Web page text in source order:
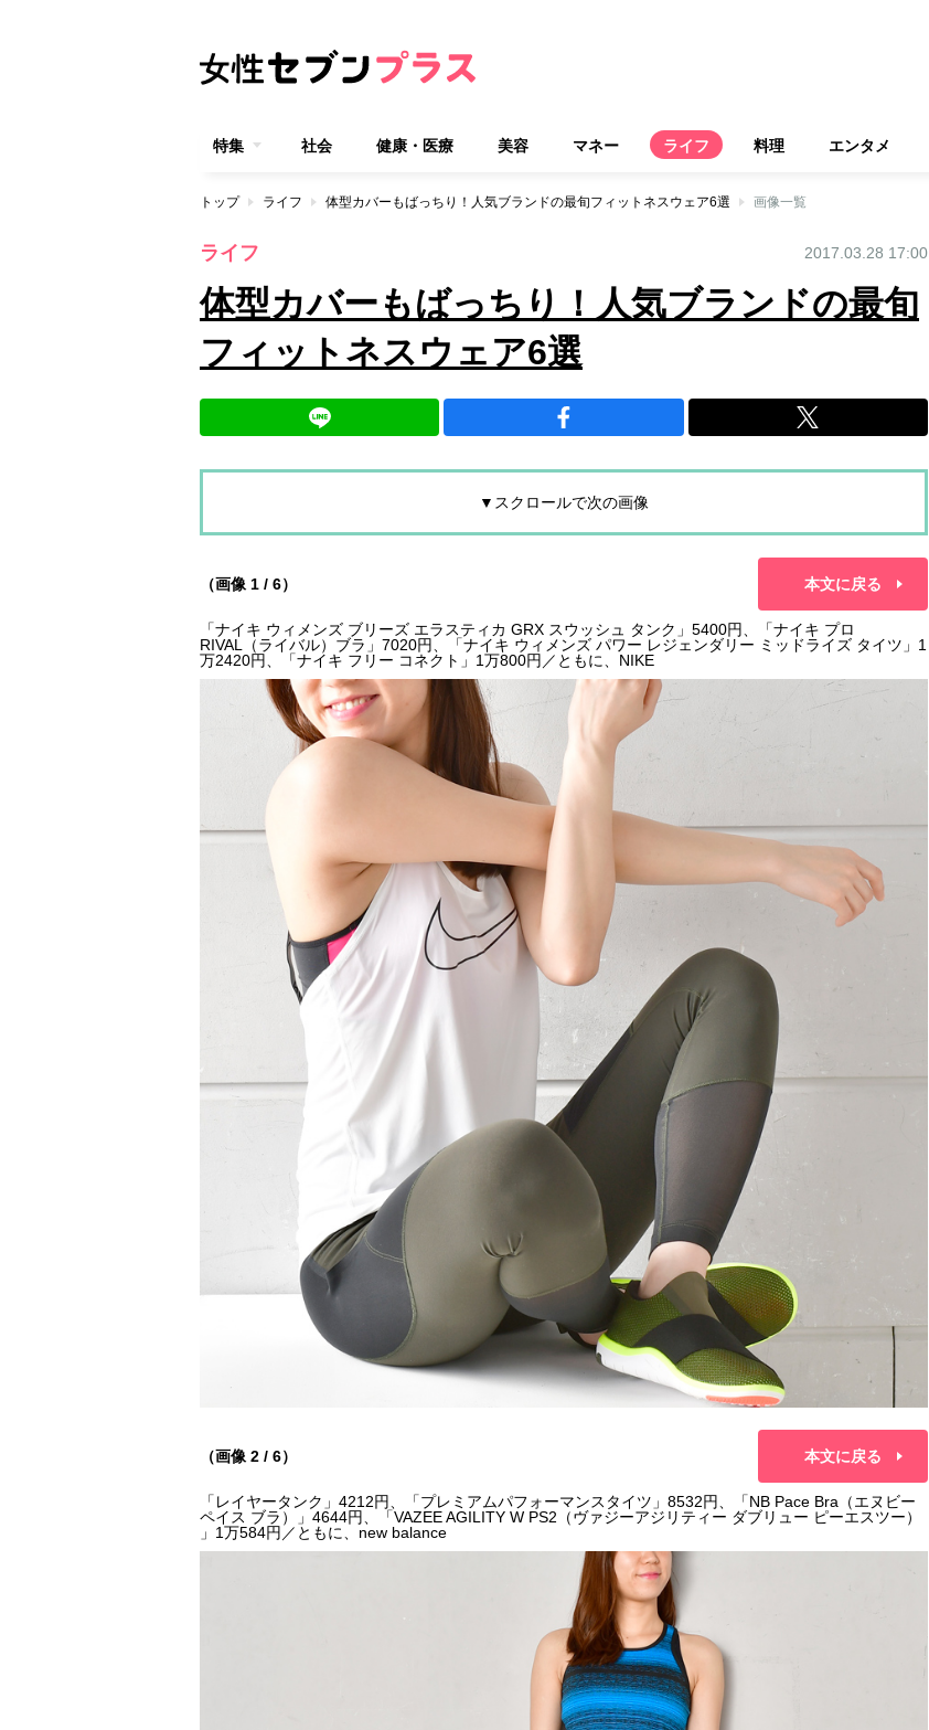
特集 社会 健康・医療 美容 マネー ライフ 料理 エンタメ
トップ ライフ 体型カバーもばっちり！人気ブランドの最旬フィットネスウェア6選 画像一覧
ライフ 2017.03.28 17:00
体型カバーもばっちり！人気ブランドの最旬
フィットネスウェア6選
▼スクロールで次の画像
（画像 1 / 6） 本文に戻る
「ナイキ ウィメンズ ブリーズ エラスティカ GRX スウッシュ タンク」5400円、「ナイキ プロ
RIVAL（ライバル）ブラ」7020円、「ナイキ ウィメンズ パワー レジェンダリー ミッドライズ タイツ」1
万2420円、「ナイキ フリー コネクト」1万800円／ともに、NIKE
（画像 2 / 6） 本文に戻る
「レイヤータンク」4212円、「プレミアムパフォーマンスタイツ」8532円、「NB Pace Bra（エヌビー
ペイス ブラ）」4644円、「VAZEE AGILITY W PS2（ヴァジーアジリティー ダブリュー ピーエスツー）
」1万584円／ともに、new balance